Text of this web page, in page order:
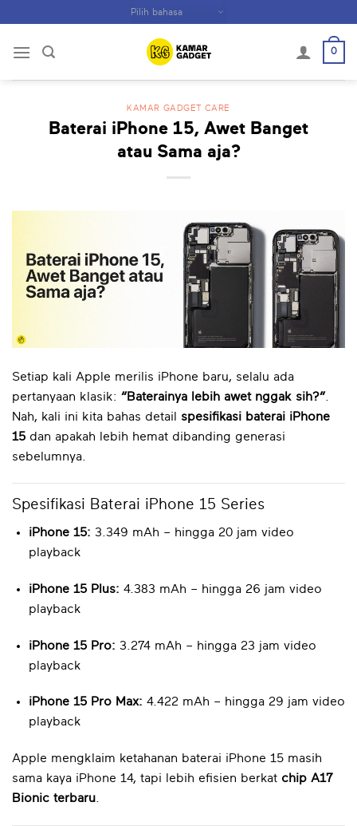
content
0
KAMAR GADGET CARE
Baterai iPhone 15, Awet Banget
atau Sama aja?
Setiap kali Apple merilis iPhone baru, selalu ada
pertanyaan klasik: “Baterainya lebih awet nggak sih?”
Nah, kali ini kita bahas detail spesifikasi baterai iPhone
15 dan apakah lebih hemat dibanding generasi
sebelumnya.
Spesifikasi Baterai iPhone 15 Series
iPhone 15: 3.349 mAh – hingga 20 jam video
playback
iPhone 15 Plus: 4.383 mAh – hingga 26 jam video
playback
iPhone 15 Pro: 3.274 mAh – hingga 23 jam video
playback
iPhone 15 Pro Max: 4.422 mAh – hingga 29 jam video
playback
Apple mengklaim ketahanan baterai iPhone 15 masih
sama kaya iPhone 14, tapi lebih efisien berkat chip A17
Bionic terbaru.